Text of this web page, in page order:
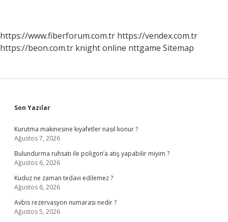
https://www.fiberforum.com.tr https://vendex.com.tr
https://beon.com.tr knight online nttgame Sitemap
Sidebar
Son Yazılar
Kurutma makinesine kıyafetler nasıl konur ?
Ağustos 7, 2026
Bulundurma ruhsatı ile poligon’a atış yapabilir miyim ?
Ağustos 6, 2026
Kuduz ne zaman tedavi edilemez ?
Ağustos 6, 2026
Avbis rezervasyon numarası nedir ?
Ağustos 5, 2026